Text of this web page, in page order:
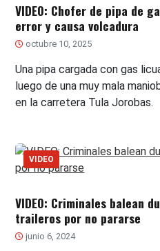
VIDEO: Chofer de pipa de
error y causa volcadura
octubre 10, 2025
Una pipa cargada con gas
luego de una muy mala
en la carretera Tula Jorobas.
VIDEO
VIDEO: Criminales balean
traileros por no pararse
junio 6, 2024